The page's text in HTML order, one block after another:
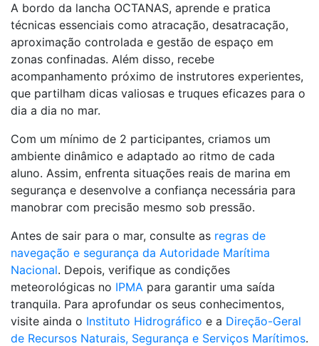
A bordo da lancha OCTANAS, aprende e pratica
técnicas essenciais como atracação, desatracação,
aproximação controlada e gestão de espaço em
zonas confinadas. Além disso, recebe
acompanhamento próximo de instrutores experientes,
que partilham dicas valiosas e truques eficazes para o
dia a dia no mar.
Com um mínimo de 2 participantes, criamos um
ambiente dinâmico e adaptado ao ritmo de cada
aluno. Assim, enfrenta situações reais de marina em
segurança e desenvolve a confiança necessária para
manobrar com precisão mesmo sob pressão.
Antes de sair para o mar, consulte as regras de
navegação e segurança da Autoridade Marítima
Nacional. Depois, verifique as condições
meteorológicas no IPMA para garantir uma saída
tranquila. Para aprofundar os seus conhecimentos,
visite ainda o Instituto Hidrográfico e a Direção-Geral
de Recursos Naturais, Segurança e Serviços Marítimos.